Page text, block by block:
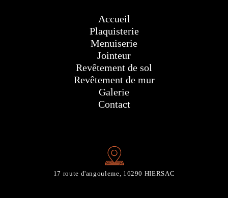
Accueil
Plaquisterie
Menuiserie
Jointeur
Revêtement de sol
Revêtement de mur
Galerie
Contact
17 route d'angouleme, 16290 HIERSAC